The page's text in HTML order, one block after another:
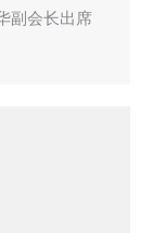
副会长出席